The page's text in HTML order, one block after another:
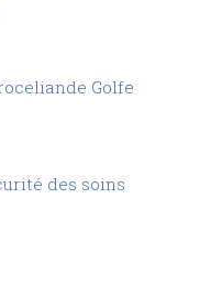
Golfe
é des soins